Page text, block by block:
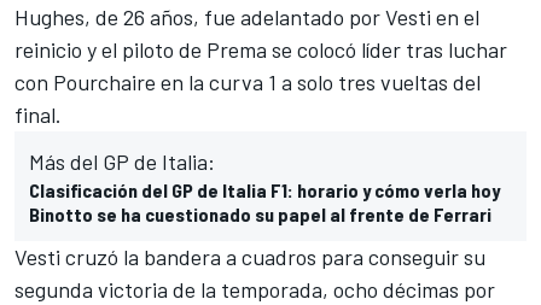
Hughes, de 26 años, fue adelantado por Vesti en el
reinicio y el piloto de Prema se colocó líder tras luchar
con Pourchaire en la curva 1 a solo tres vueltas del
final.
Más del GP de Italia:
Clasificación del GP de Italia F1: horario y cómo verla hoy
Binotto se ha cuestionado su papel al frente de Ferrari
Vesti cruzó la bandera a cuadros para conseguir su
segunda victoria de la temporada, ocho décimas por